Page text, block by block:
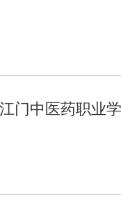
门中医药职业